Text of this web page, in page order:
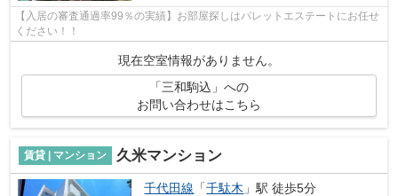
【入居の審査通過率99％の実績】お部屋探しはパレットエステートにお任せ
ください！！
現在空室情報がありません。
「三和駒込」への
お問い合わせはこちら
賃貸 | マンション 久米マンション
千代田線 「千駄木 」駅 徒歩5分